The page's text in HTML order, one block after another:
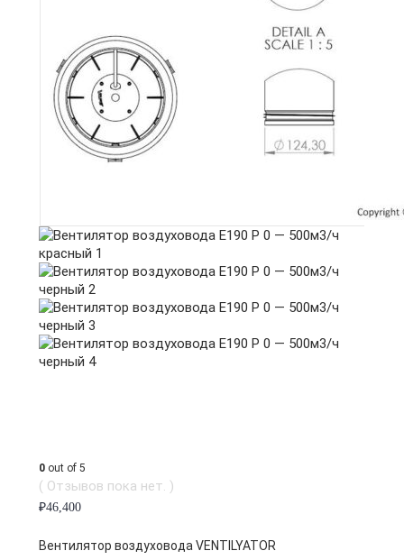
0 out of 5
( Отзывов пока нет. )
₽46,400
Вентилятор воздуховода VENTILYATOR